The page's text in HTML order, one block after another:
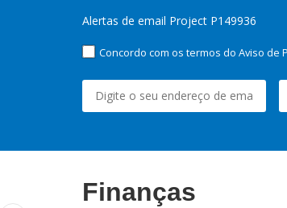
Alertas de email Project P149936
Concordo com os termos do Aviso de
Finanças